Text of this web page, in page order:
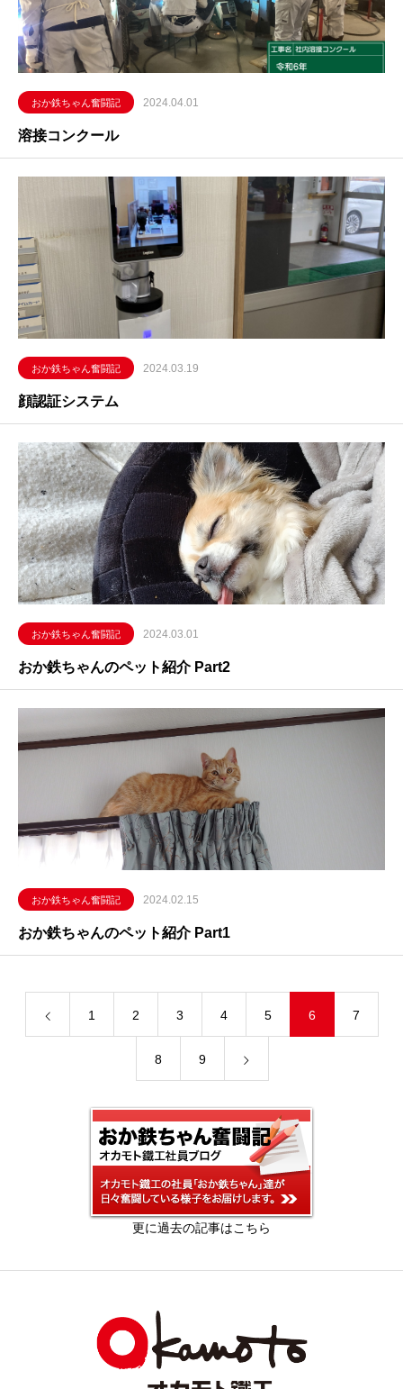
おか鉄ちゃん奮闘記 2024.04.01
溶接コンクール
おか鉄ちゃん奮闘記 2024.03.19
顔認証システム
おか鉄ちゃん奮闘記 2024.03.01
おか鉄ちゃんのペット紹介 Part2
おか鉄ちゃん奮闘記 2024.02.15
おか鉄ちゃんのペット紹介 Part1
1 2 3 4 5 6 7
8 9
更に過去の記事はこちら